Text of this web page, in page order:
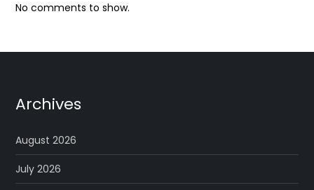
No comments to show.
Archives
August 2026
July 2026